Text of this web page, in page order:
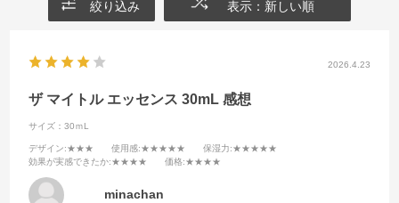
絞り込み 表示：新しい順
2026.4.23
ザ マイトル エッセンス 30mL 感想
サイズ：30ｍL
デザイン:★★★ 使用感:★★★★★ 保湿力:★★★★★
効果が実感できたか:★★★★ 価格:★★★★
minachan